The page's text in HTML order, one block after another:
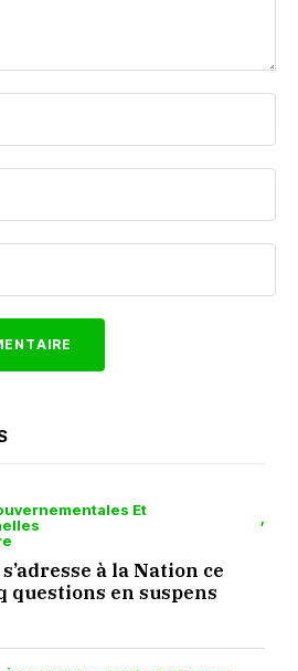
Et
à la Nation ce
questions en suspens